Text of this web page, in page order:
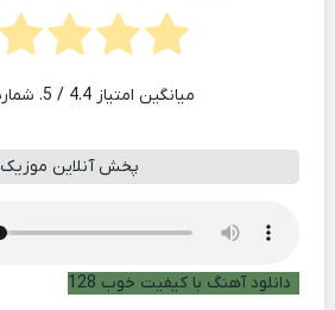
میانگین امتیاز4.4 / 5. شمارش آرا:
پخش آنلاین موزیک
دانلود آهنگ با کیفیت خوب 128